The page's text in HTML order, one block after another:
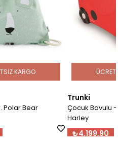
Çocuk Bavulu - Uğurböceği
₺4.199,90
ÜCRETSIZ KARGO